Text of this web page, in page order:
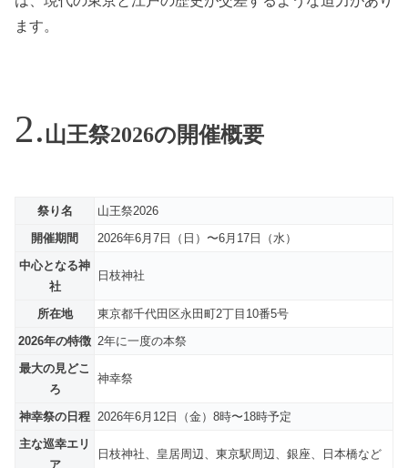
ます。
山王祭2026の開催概要
祭り名
山王祭2026
開催期間
2026年6月7日（日）〜6月17日（水）
中心となる神
社
日枝神社
所在地
東京都千代田区永田町2丁目10番5号
2026年の特徴 2年に一度の本祭
最大の見どこ
ろ
神幸祭
神幸祭の日程 2026年6月12日（金）8時〜18時予定
主な巡幸エリ
ア
日枝神社、皇居周辺、東京駅周辺、銀座、日本橋など